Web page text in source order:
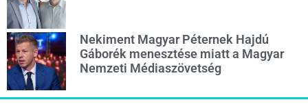
Nekiment Magyar Péternek Hajdú
Gáborék menesztése miatt a Magyar
Nemzeti Médiaszövetség